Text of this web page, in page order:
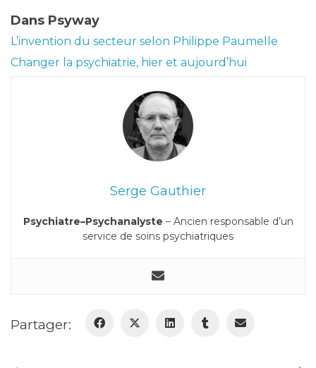
Dans Psyway
L’invention du secteur selon Philippe Paumelle
Changer la psychiatrie, hier et aujourd’hui
Serge Gauthier
Psychiatre–Psychanalyste – Ancien responsable d’un
service de soins psychiatriques
Partager: